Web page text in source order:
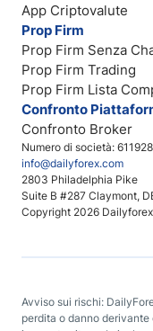
Numero di società:
info@dailyforex.com
2803 Philadelphia Pike
Suite B #287 Claymont,
Copyright 2026
App Criptovalute
Prop Firm
Prop Firm Senza
Prop Firm Trading
Prop Firm Lista
Confronto
Confronto Broker
Avviso sui rischi:
perdita o danno